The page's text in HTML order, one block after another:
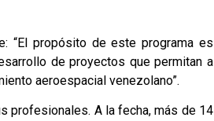
“El propósito de este programa es
de proyectos que permitan a
aeroespacial venezolano”.
profesionales. A la fecha, más de 14